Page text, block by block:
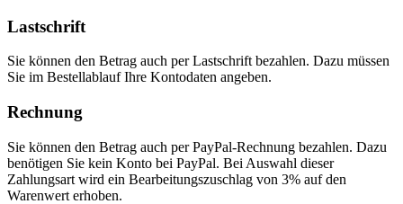
Lastschrift
Sie können den Betrag auch per Lastschrift bezahlen. Dazu müssen
Sie im Bestellablauf Ihre Kontodaten angeben.
Rechnung
Sie können den Betrag auch per PayPal-Rechnung bezahlen. Dazu
benötigen Sie kein Konto bei PayPal. Bei Auswahl dieser
Zahlungsart wird ein Bearbeitungszuschlag von 3% auf den
Warenwert erhoben.